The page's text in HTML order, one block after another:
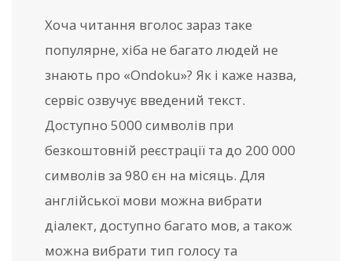
Хоча читання вголос зараз таке
популярне, хіба не багато людей не
знають про «Ondoku»? Як і каже назва,
сервіс озвучує введений текст.
Доступно 5000 символів при
безкоштовній реєстрації та до 200 000
символів за 980 єн на місяць. Для
англійської мови можна вибрати
діалект, доступно багато мов, а також
можна вибрати тип голосу та